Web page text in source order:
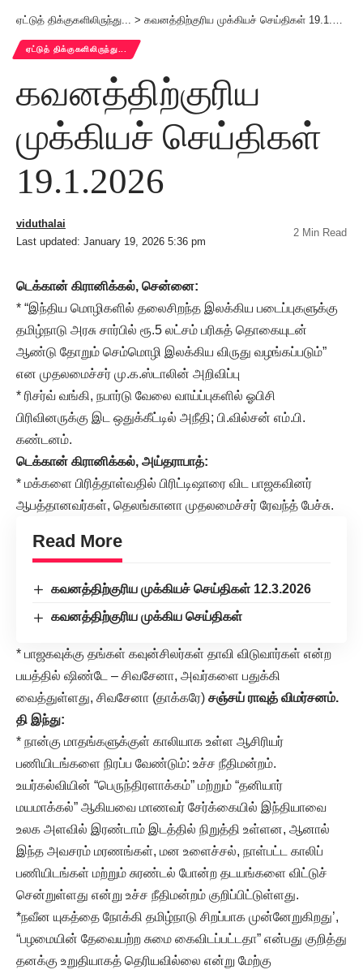
ஏட்டுத் திக்குகளிலிருந்து... > கவனத்திற்குரிய முக்கியச் செய்திகள் 19.1.2026
ஏட்டுத் திக்குகளிலிருந்து...
கவனத்திற்குரிய
முக்கியச் செய்திகள்
19.1.2026
Last updated: January 19, 2026 5:36 pm
viduthalai
2 Min Read
டெக்கான் கிரானிக்கல், சென்னை:
* “இந்திய மொழிகளில் தலைசிறந்த இலக்கிய படைப்புகளுக்கு
தமிழ்நாடு அரசு சார்பில் ரூ.5 லட்சம் பரிசுத் தொகையுடன்
ஆண்டு தோறும் செம்மொழி இலக்கிய விருது வழங்கப்படும்”
என முதலமைச்சர் மு.க.ஸ்டாலின் அறிவிப்பு
* ரிசர்வ் வங்கி, நபார்டு வேலை வாய்ப்புகளில் ஓபிசி
பிரிவினருக்கு இட ஒதுக்கீட்டில் அநீதி; பி.வில்சன் எம்.பி.
கண்டனம்.
டெக்கான் கிரானிக்கல், அய்தராபாத்:
* மக்களை பிரித்தாள்வதில் பிரிட்டிஷாரை விட பாஜகவினர்
ஆபத்தானவர்கள், தெலங்கானா முதலமைச்சர் ரேவந்த் பேச்சு.
Read More
கவனத்திற்குரிய முக்கியச் செய்திகள் 12.3.2026
கவனத்திற்குரிய முக்கிய செய்திகள்
* பாஜகவுக்கு தங்கள் கவுன்சிலர்கள் தாவி விடுவார்கள் என்ற
பயத்தில் ஷிண்டே – சிவசேனா, அவர்களை பதுக்கி
வைத்துள்ளது, சிவசேனா (தாக்கரே) சஞ்சய் ராவுத் விமர்சனம்.
தி இந்து:
* நான்கு மாதங்களுக்குள் காலியாக உள்ள ஆசிரியர்
பணியிடங்களை நிரப்ப வேண்டும்: உச்ச நீதிமன்றம்.
உயர்கல்வியின் “பெருந்திரளாக்கம்” மற்றும் “தனியார்
மயமாக்கல்” ஆகியவை மாணவர் சேர்க்கையில் இந்தியாவை
உலக அளவில் இரண்டாம் இடத்தில் நிறுத்தி உள்ளன, ஆனால்
இந்த அவசரம் மரணங்கள், மன உளைச்சல், நாள்பட்ட காலிப்
பணியிடங்கள் மற்றும் சுரண்டல் போன்ற தடயங்களை விட்டுச்
சென்றுள்ளது என்று உச்ச நீதிமன்றம் குறிப்பிட்டுள்ளது.
*நவீன யுகத்தை நோக்கி தமிழ்நாடு சிறப்பாக முன்னேறுகிறது’,
“பழமையின் தேவையற்ற சுமை கைவிடப்பட்டதா” என்பது குறித்து
தனக்கு உறுதியாகத் தெரியவில்லை என்று மேற்கு